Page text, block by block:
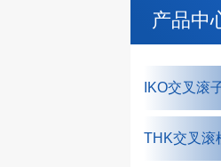
产品中
IKO交叉滚
THK交叉滚